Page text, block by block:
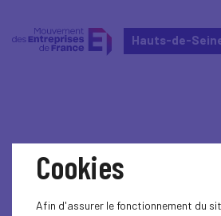
Hauts-de-
Événements
Cookies
Afin d'assurer le fonctionnement du